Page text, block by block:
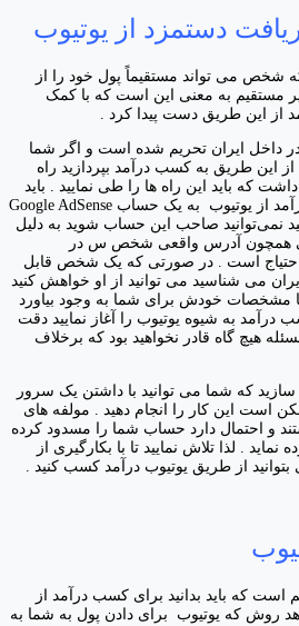
دستمزد از یوتیوب
شخص می تواند مستقیماً پول خود را از
مستقیم به معنی این است که با کمک
از این طریق دست پیدا کرد .
داخل ایران تحریم شده است و اگر شما
این طریق به کسب درآمد بپردازید راه
که باید این راه ها را طی نمایید . باید
متوجه باشید که برای کسب درآمد از یوتیوب به یک حساب Google AdSense
نمی‌توانید صاحب این حساب شوید به دلیل
همچون آدرس واقعی شخص س در
احتیاج است . در صورتی که یک شخص قابل
می شناسید می توانید از او خواهش کنید
خودش برای شما به وجود بیاورد
درآمد به شیوه یوتیوب را آغاز نمایید دقت
هیچ گاه قادر نخواهید بود که برخلاف
سازید که شما می توانید با داشتن یک سرور
است این کار را انجام دهید . مولفه های
و احتمال دارد حساب شما را مسدود کرده
. لذا تلاش نمایید تا با بکارگیری از
از طریق یوتیوب درآمد کسب کنید .
است که باید بدانید برای کسب درآمد از
روش که یوتیوب برای دادن پول به شما به